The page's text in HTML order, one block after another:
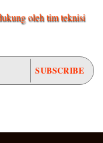
oleh tim teknisi